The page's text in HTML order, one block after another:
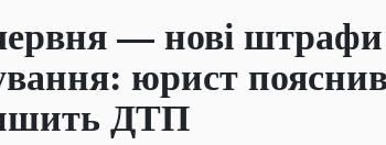
— нові
юрист
ДТП